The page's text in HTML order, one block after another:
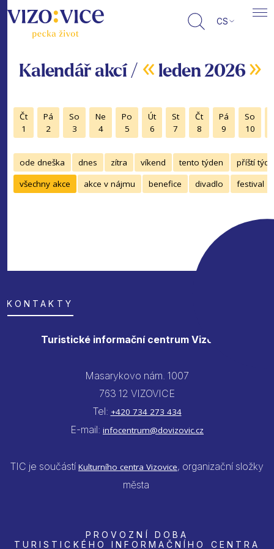
CS
Kalendář akcí / « leden 2026 »
Čt
1
Pá
2
So
3
Ne
4
Po
5
Út
6
St
7
Čt
8
Pá
9
So
10
ode dneška dnes zítra víkend tento týden
příští
všechny akce
akce v nájmu benefice divadlo festival
KONTAKTY
Turistické informační centrum Vizovice
Masarykovo nám. 1007
763 12 VIZOVICE
Tel: +420 734 273 434
E-mail: infocentrum@dovizovic.cz
TIC je součástí Kulturního centra Vizovice, organizační složky
města
PROVOZNÍ DOBA
TURISTICKÉHO INFORMAČNÍHO CENTRA